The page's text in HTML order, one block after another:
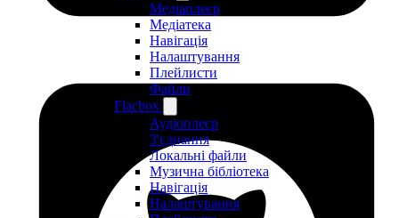
Медіаплеєр
Медіатека
Навігація
Налаштування
Плейлисти
Файли
Flacbox
Аудіоплеєр
З'єднання
Локальні файли
Музична бібліотека
Навігація
Налаштування